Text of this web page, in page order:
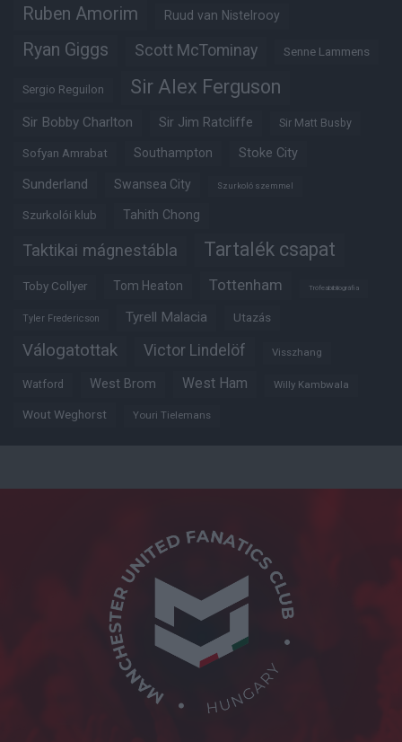
Ruben Amorim Ruud van Nistelrooy
Ryan Giggs Scott McTominay Senne Lammens
Sergio Reguilon Sir Alex Ferguson
Sir Bobby Charlton Sir Jim Ratcliffe Sir Matt Busby
Sofyan Amrabat Southampton Stoke City
Sunderland Swansea City Szurkoló szemmel
Szurkolói klub Tahith Chong
Taktikai mágnestábla Tartalék csapat
Toby Collyer Tom Heaton Tottenham Trófeabibliográfia
Tyler Fredericson Tyrell Malacia Utazás
Válogatottak Victor Lindelöf Visszhang
Watford West Brom West Ham Willy Kambwala
Wout Weghorst Youri Tielemans